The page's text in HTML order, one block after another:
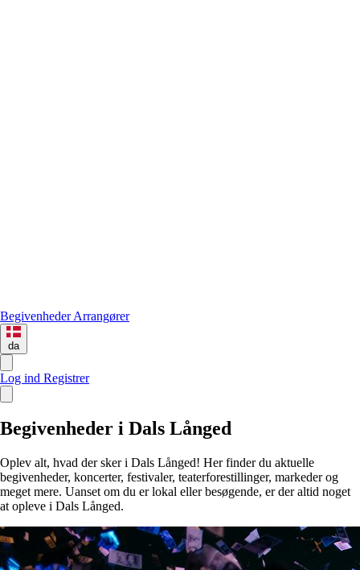
BegivenhederArrangører
da
Log ind Registrer
Begivenheder i Dals Långed
Oplev alt, hvad der sker i Dals Långed! Her finder du aktuelle
begivenheder, koncerter, festivaler, teaterforestillinger, markeder og
meget mere. Uanset om du er lokal eller besøgende, er der altid noget
at opleve i Dals Långed.